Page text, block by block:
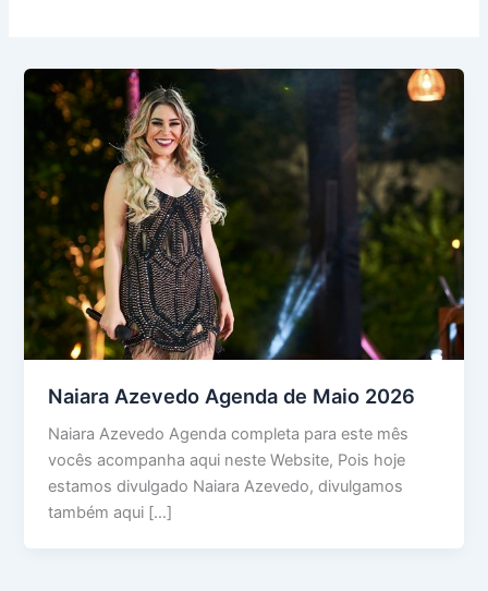
Naiara Azevedo Agenda de Maio 2026
Naiara Azevedo Agenda completa para este mês
vocês acompanha aqui neste Website, Pois hoje
estamos divulgado Naiara Azevedo, divulgamos
também aqui […]